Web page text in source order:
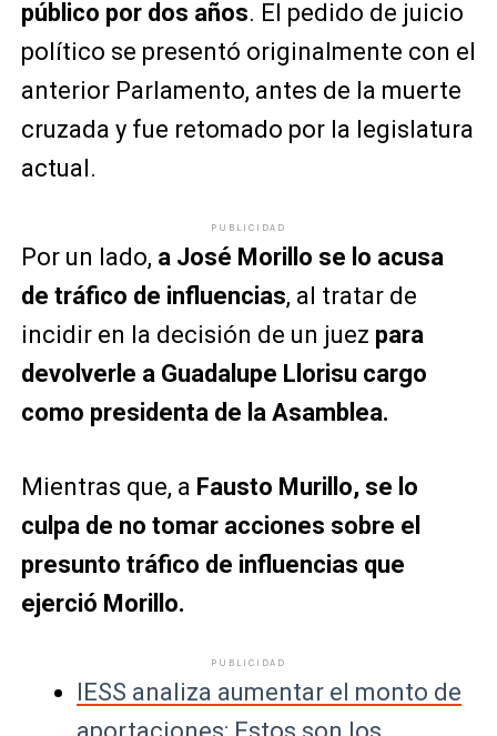
público por dos años. El pedido de juicio
político se presentó originalmente con el
anterior Parlamento, antes de la muerte
cruzada y fue retomado por la legislatura
actual.
PUBLICIDAD
Por un lado, a José Morillo se lo acusa
de tráfico de influencias, al tratar de
incidir en la decisión de un juez para
devolverle a Guadalupe Llorisu cargo
como presidenta de la Asamblea.
Mientras que, a Fausto Murillo, se lo
culpa de no tomar acciones sobre el
presunto tráfico de influencias que
ejerció Morillo.
PUBLICIDAD
IESS analiza aumentar el monto de